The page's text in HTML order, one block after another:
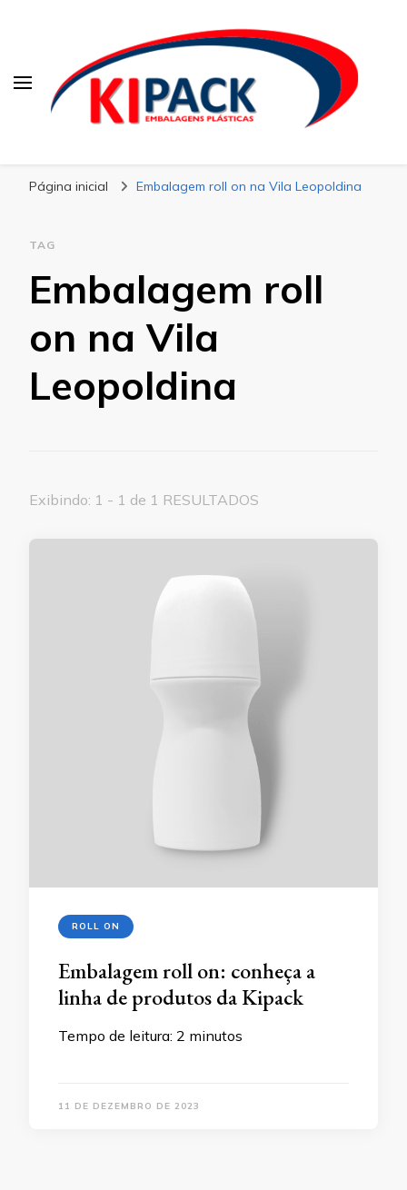
Página inicial Embalagem roll on na Vila Leopoldina
TAG
Embalagem roll
on na Vila
Leopoldina
Exibindo: 1 - 1 de 1 RESULTADOS
ROLL ON
Embalagem roll on: conheça a
linha de produtos da Kipack
Tempo de leitura: 2 minutos
11 DE DEZEMBRO DE 2023